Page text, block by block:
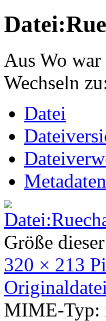
Aus Wo war
Wechseln
Datei
Metadaten
Größe
320 × 213
Originaldatei
MIME-Typ: